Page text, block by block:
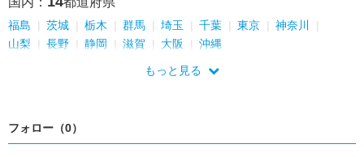
福島 茨城 栃木 群馬 埼玉 千葉 東京
神奈川
山梨
長野 静岡 滋賀 大阪 沖縄
もっと見る
フォロー（0）